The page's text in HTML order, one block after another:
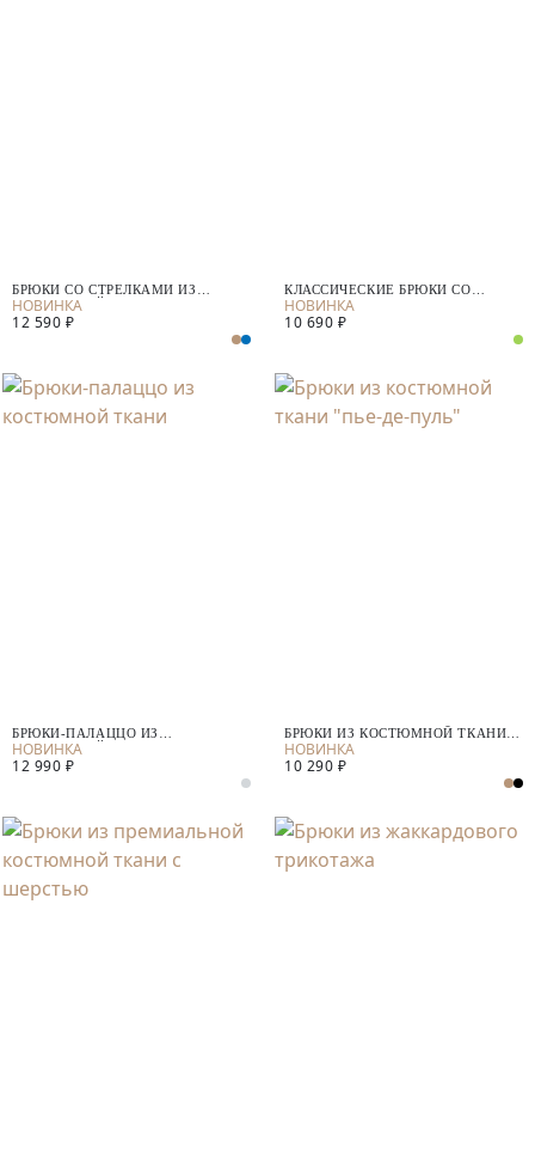
БРЮКИ СО СТРЕЛКАМИ ИЗ
КОСТЮМНОЙ ТКАНИ
12 590 ₽
КЛАССИЧЕСКИЕ БРЮКИ СО
СТРЕЛКАМИ
10 690 ₽
БРЮКИ-ПАЛАЦЦО ИЗ
КОСТЮМНОЙ ТКАНИ
12 990 ₽
БРЮКИ ИЗ КОСТЮМНОЙ ТКАНИ
"ПЬЕ-ДЕ-ПУЛЬ"
10 290 ₽